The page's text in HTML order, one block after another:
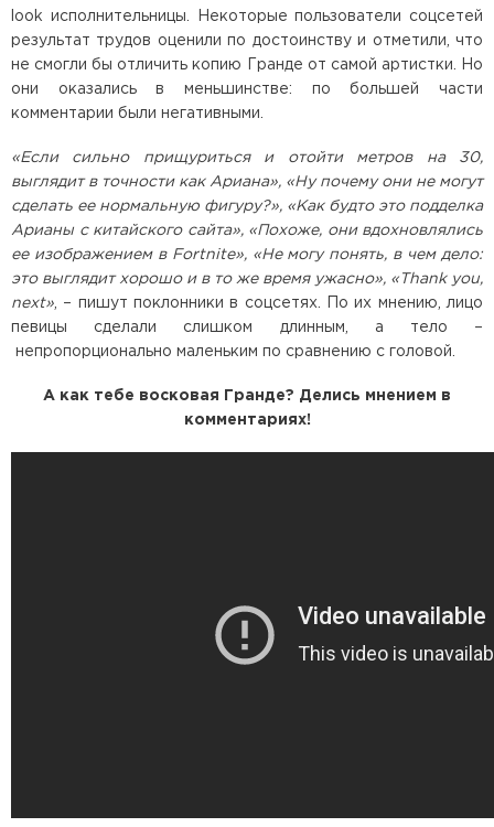
look исполнительницы. Некоторые пользователи соцсетей
результат трудов оценили по достоинству и отметили, что
не смогли бы отличить копию Гранде от самой артистки. Но
они оказались в меньшинстве: по большей части
комментарии были негативными.
«Если сильно прищуриться и отойти метров на 30,
выглядит в точности как Ариана», «Ну почему они не могут
сделать ее нормальную фигуру?», «Как будто это подделка
Арианы с китайского сайта», «Похоже, они вдохновлялись
ее изображением в Fortnite», «Не могу понять, в чем дело:
это выглядит хорошо и в то же время ужасно», «Thank you,
next» , – пишут поклонники в соцсетях. По их мнению, лицо
певицы сделали слишком длинным, а тело –
непропорционально маленьким по сравнению с головой.
А как тебе восковая Гранде? Делись мнением в
комментариях!